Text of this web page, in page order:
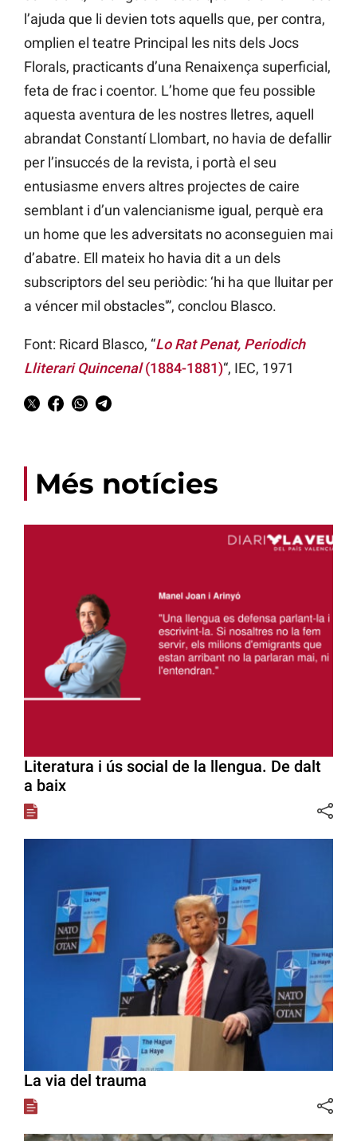
l’ajuda que li devien tots aquells que, per contra,
omplien el teatre Principal les nits dels Jocs
Florals, practicants d’una Renaixença superficial,
feta de frac i coentor. L’home que feu possible
aquesta aventura de les nostres lletres, aquell
abrandat Constantí Llombart, no havia de defallir
per l’insuccés de la revista, i portà el seu
entusiasme envers altres projectes de caire
semblant i d’un valencianisme igual, perquè era
un home que les adversitats no aconseguien mai
d’abatre. Ell mateix ho havia dit a un dels
subscriptors del seu periòdic: ‘hi ha que lluitar per
a véncer mil obstacles'”, conclou Blasco.
Font: Ricard Blasco, “Lo Rat Penat, Periodich
Lliterari Quincenal(1884-1881)“, IEC, 1971
Més notícies
Literatura i ús social de la llengua. De dalt
a baix
La via del trauma